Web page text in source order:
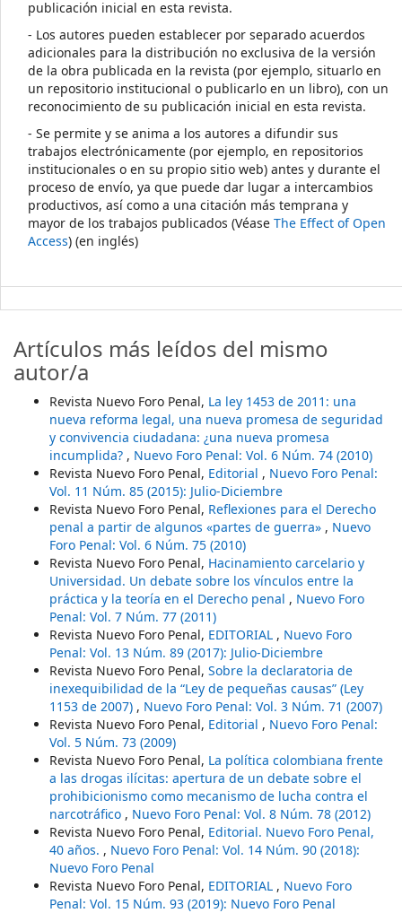
publicación inicial en esta revista.
- Los autores pueden establecer por separado acuerdos
adicionales para la distribución no exclusiva de la versión
de la obra publicada en la revista (por ejemplo, situarlo en
un repositorio institucional o publicarlo en un libro), con un
reconocimiento de su publicación inicial en esta revista.
- Se permite y se anima a los autores a difundir sus
trabajos electrónicamente (por ejemplo, en repositorios
institucionales o en su propio sitio web) antes y durante el
proceso de envío, ya que puede dar lugar a intercambios
productivos, así como a una citación más temprana y
mayor de los trabajos publicados (Véase The Effect of Open
Access) (en inglés)
Artículos más leídos del mismo
autor/a
Revista Nuevo Foro Penal, La ley 1453 de 2011: una
nueva reforma legal, una nueva promesa de seguridad
y convivencia ciudadana: ¿una nueva promesa
incumplida? , Nuevo Foro Penal: Vol. 6 Núm. 74 (2010)
Revista Nuevo Foro Penal, Editorial , Nuevo Foro Penal:
Vol. 11 Núm. 85 (2015): Julio-Diciembre
Revista Nuevo Foro Penal, Reflexiones para el Derecho
penal a partir de algunos «partes de guerra» , Nuevo
Foro Penal: Vol. 6 Núm. 75 (2010)
Revista Nuevo Foro Penal, Hacinamiento carcelario y
Universidad. Un debate sobre los vínculos entre la
práctica y la teoría en el Derecho penal , Nuevo Foro
Penal: Vol. 7 Núm. 77 (2011)
Revista Nuevo Foro Penal, EDITORIAL , Nuevo Foro
Penal: Vol. 13 Núm. 89 (2017): Julio-Diciembre
Revista Nuevo Foro Penal, Sobre la declaratoria de
inexequibilidad de la “Ley de pequeñas causas” (Ley
1153 de 2007) , Nuevo Foro Penal: Vol. 3 Núm. 71 (2007)
Revista Nuevo Foro Penal, Editorial , Nuevo Foro Penal:
Vol. 5 Núm. 73 (2009)
Revista Nuevo Foro Penal, La política colombiana frente
a las drogas ilícitas: apertura de un debate sobre el
prohibicionismo como mecanismo de lucha contra el
narcotráfico , Nuevo Foro Penal: Vol. 8 Núm. 78 (2012)
Revista Nuevo Foro Penal, Editorial. Nuevo Foro Penal,
40 años. , Nuevo Foro Penal: Vol. 14 Núm. 90 (2018):
Nuevo Foro Penal
Revista Nuevo Foro Penal, EDITORIAL , Nuevo Foro
Penal: Vol. 15 Núm. 93 (2019): Nuevo Foro Penal